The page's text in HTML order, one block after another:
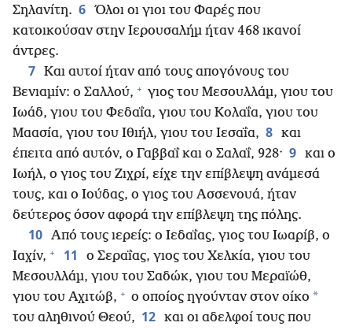
Σηλανίτη. 6 Όλοι οι γιοι του Φαρές που
κατοικούσαν στην Ιερουσαλήμ ήταν 468 ικανοί
άντρες.
7 Και αυτοί ήταν από τους απογόνους του
Βενιαμίν: ο Σαλλού, + γιος του Μεσουλλάμ, γιου του
Ιωάδ, γιου του Φεδαΐα, γιου του Κολαΐα, γιου του
Μαασία, γιου του Ιθιήλ, γιου του Ιεσαΐα, 8 και
έπειτα από αυτόν, ο Γαββαΐ και ο Σαλαΐ, 928· 9 και ο
Ιωήλ, ο γιος του Ζιχρί, είχε την επίβλεψη ανάμεσά
τους, και ο Ιούδας, ο γιος του Ασσενουά, ήταν
δεύτερος όσον αφορά την επίβλεψη της πόλης.
10 Από τους ιερείς: ο Ιεδαΐας, γιος του Ιωαρίβ, ο
Ιαχίν, + 11
ο Σεραΐας, γιος του Χελκία, γιου του
Μεσουλλάμ, γιου του Σαδώκ, γιου του Μεραϊώθ,
γιου του Αχιτώβ, + ο οποίος ηγούνταν στον οίκο *
του αληθινού Θεού, 12 και οι αδελφοί τους που